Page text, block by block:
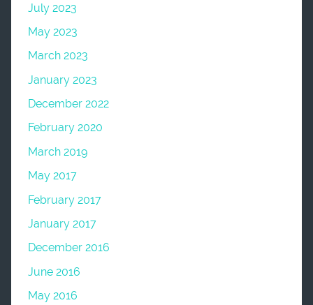
July 2023
May 2023
March 2023
January 2023
December 2022
February 2020
March 2019
May 2017
February 2017
January 2017
December 2016
June 2016
May 2016